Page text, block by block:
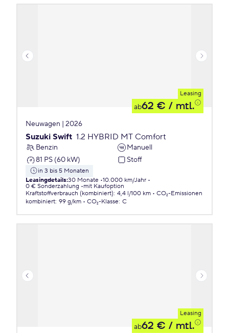
Leasing
ab62 € / mtl.
Neuwagen | 2026
Suzuki Swift 1.2 HYBRID MT Comfort
Benzin
Manuell
81 PS (60 kW)
Stoff
in 3 bis 5 Monaten
Leasingdetails:30 Monate 10.000 km/Jahr
0 € Sonderzahlung
mit Kaufoption
Kraftstoffverbrauch (kombiniert): 4,4 l/100 km
CO₂-Emissionen
kombiniert: 99 g/km CO₂-Klasse: C
Leasing
ab62 € / mtl.